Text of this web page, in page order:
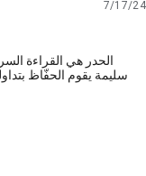
7/17/24
الحدر هي القراءة
سليمة يقوم الحفّاظ